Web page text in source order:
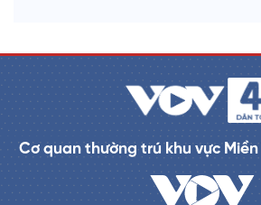
Cơ quan thường trú khu vực Miền